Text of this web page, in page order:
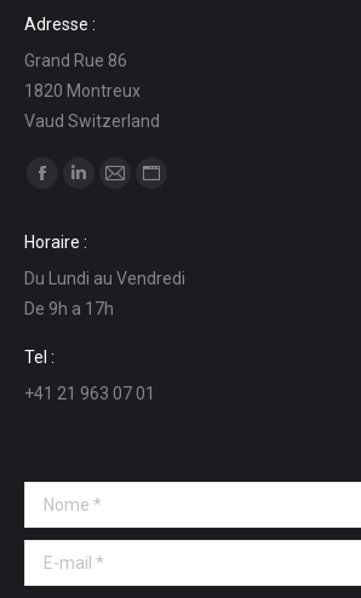
Adresse :
Grand Rue 86
1820 Montreux
Vaud Switzerland
Ci puoi trovare su:
opens
in
new
window
opens
in
new
in
opens
Horaire :
Du Lundi au Vendredi
De 9h a 17h
Tel :
+41 21 963 07 01
Nome *
E-mail *